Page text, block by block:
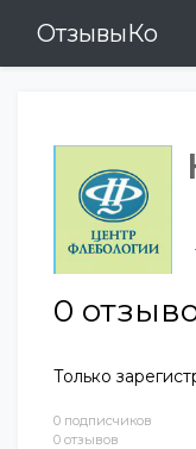
ОтзывыКо
0 подписчиков
0 отзывов
0
Только